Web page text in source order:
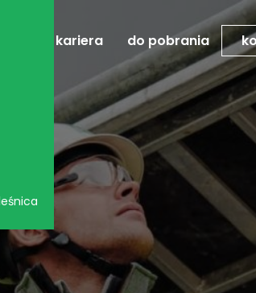
kariera do pobrania